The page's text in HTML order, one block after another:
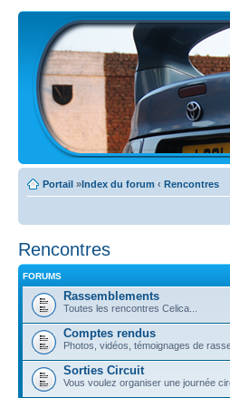
Portail »Index du forum ‹ Rencontres
Rencontres
FORUMS
Rassemblements
Toutes les rencontres Celica...
Comptes rendus
Photos, vidéos, témoignages de
Sorties Circuit
Vous voulez organiser une journée